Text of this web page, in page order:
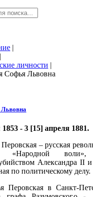
|
|
личности |
Софья Львовна
- 3 [15] апреля 1881.
– русская
«Народной воли»,
Александра II
по политическому делу.
Перовская в Санкт-